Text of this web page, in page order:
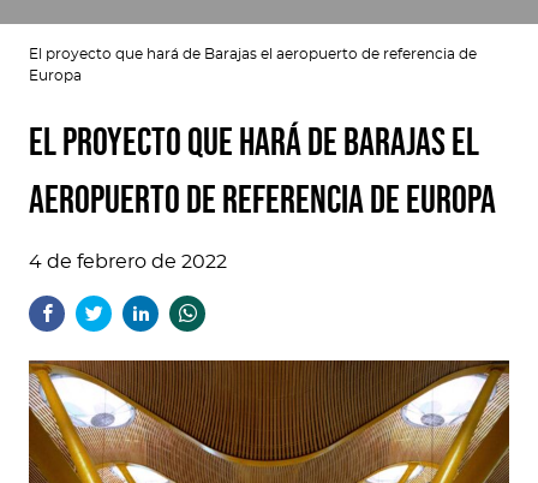
El proyecto que hará de Barajas el aeropuerto de referencia de
Europa
El proyecto que hará de Barajas el
aeropuerto de referencia de Europa
4 de febrero de 2022